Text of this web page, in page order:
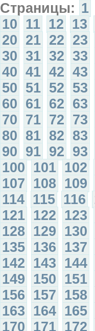
Страницы: 1
10 11 12 13
20 21 22 23
30 31 32 33
40 41 42 43
50 51 52 53
60 61 62 63
70 71 72 73
80 81 82 83
90 91 92 93
100 101 102
107 108 109
114 115 116
121 122 123
128 129 130
135 136 137
142 143 144
149 150 151
156 157 158
163 164 165
170 171 172